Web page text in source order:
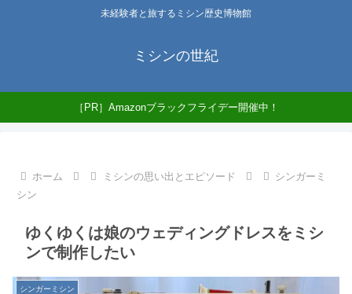
未経験者と旅するミシン歴史博物館
ミシンの世紀
［PR］Amazonブラックフライデー開催中！
ホーム ミシンの思い出とエピソード
シンガーミ
シン
ゆくゆくは娘のウェディングドレスをミシ
ンで制作したい
シンガーミシン